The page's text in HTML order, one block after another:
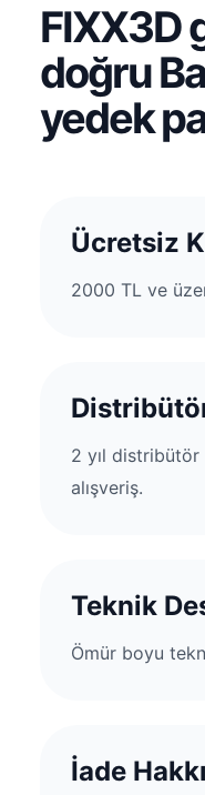
FIXX3D
doğru
yedek
Ücretsiz
2000 TL ve
2 yıl
alışveriş.
Teknik
Ömür boyu
İade Hakkı